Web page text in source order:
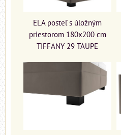
ELA posteľ s úložným
priestorom 180x200 cm
TIFFANY 29 TAUPE